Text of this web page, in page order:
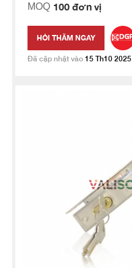
MOQ 100 đơn vị
HỎI THĂM NGAY
Đã cập nhật vào 15 Th10 2025